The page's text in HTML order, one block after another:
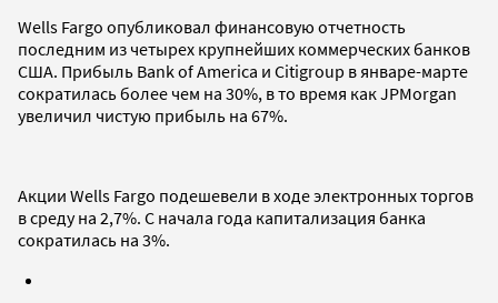
Wells Fargo опубликовал финансовую отчетность
последним из четырех крупнейших коммерческих банков
США. Прибыль Bank of America и Citigroup в январе-марте
сократилась более чем на 30%, в то время как JPMorgan
увеличил чистую прибыль на 67%.
Акции Wells Fargo подешевели в ходе электронных торгов
в среду на 2,7%. С начала года капитализация банка
сократилась на 3%.